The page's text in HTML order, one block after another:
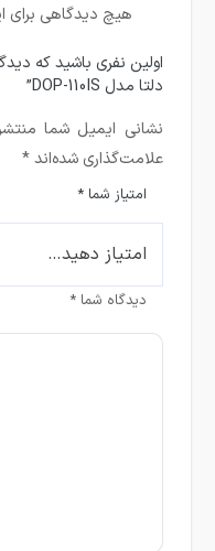
هیچ دیدگاهی
دلتا مدل DOP-110IS”
نشانی ایمیل شما
علامت‌گذاری شده‌اند*
امتیاز شما*
دیدگاه شما*